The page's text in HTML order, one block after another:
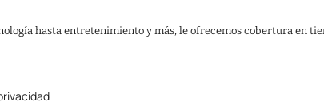
hasta entretenimiento y más, le ofrecemos cobertura en